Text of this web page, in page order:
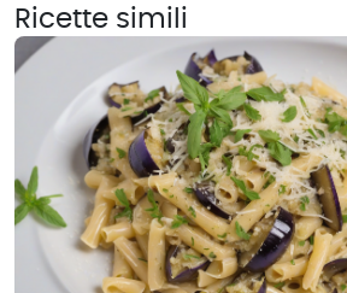
Ricette simili